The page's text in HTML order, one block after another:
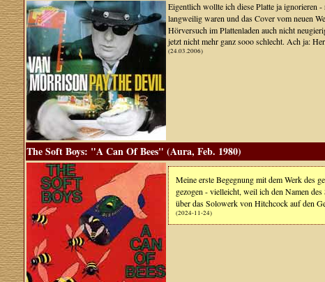
Eigentlich wollte ich diese Platte ja ignorieren
langweilig waren und das Cover vom neuen
Hörversuch im Plattenladen auch nicht
jetzt nicht mehr ganz sooo schlecht. Ach ja:
(24.03.2006)
The Soft Boys: "A Can Of Bees" (Aura, Feb. 1980)
Meine erste Begegnung mit dem Werk des
gezogen - vielleicht, weil ich den Namen
über das Solowerk von Hitchcock auf den
(2024-11-24)